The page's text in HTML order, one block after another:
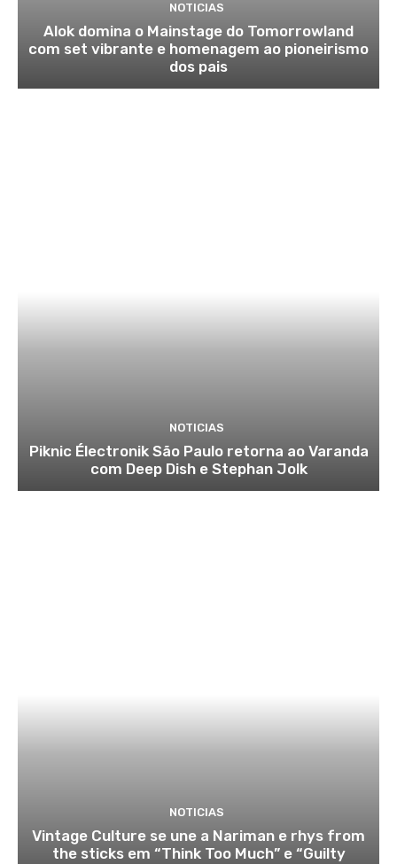
NOTICIAS
Alok domina o Mainstage do Tomorrowland
com set vibrante e homenagem ao pioneirismo
dos pais
NOTICIAS
Piknic Électronik São Paulo retorna ao Varanda
com Deep Dish e Stephan Jolk
NOTICIAS
Vintage Culture se une a Nariman e rhys from
the sticks em “Think Too Much” e “Guilty